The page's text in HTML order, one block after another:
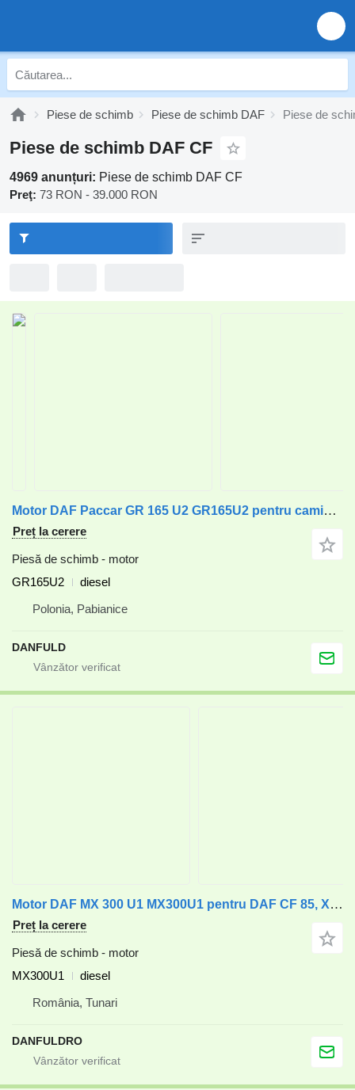
Piese de schimb Piese de schimb DAF Piese de
Piese de schimb DAF CF
4969 anunțuri: Piese de schimb DAF CF
Preţ: 73 RON - 39.000 RON
Motor DAF Paccar GR 165 U2 GR165U2 pentru camion DAF CF, LF
Preț la cerere
Piesă de schimb - motor
GR165U2
diesel
Polonia, Pabianice
DANFULD
Motor DAF MX 300 U1 MX300U1 pentru DAF CF 85, XF 105
Preț la cerere
Piesă de schimb - motor
MX300U1
diesel
România, Tunari
DANFULDRO